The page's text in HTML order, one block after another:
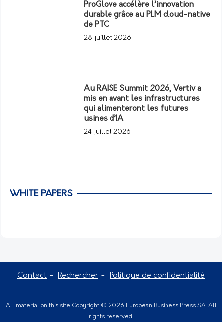
ProGlove accélère l’innovation
durable grâce au PLM cloud-native
de PTC
28 juillet 2026
Au RAISE Summit 2026, Vertiv a
mis en avant les infrastructures
qui alimenteront les futures
usines d’IA
24 juillet 2026
WHITE PAPERS
Contact Rechercher Politique de confidentialité
All material on this site Copyright © 2026 European Business Press SA. All
rights reserved.